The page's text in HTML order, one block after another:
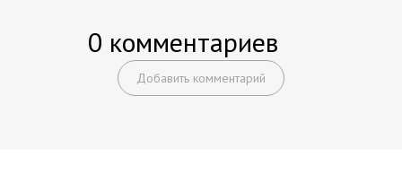
0 комментариев
Добавить комментарий